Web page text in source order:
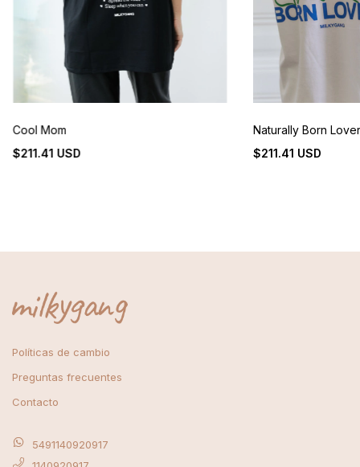
Industria argentina.
Cool Mom
$211.41 USD
Naturally Born
$211.41 USD
Políticas de cambio
Preguntas frecuentes
Contacto
5491140920917